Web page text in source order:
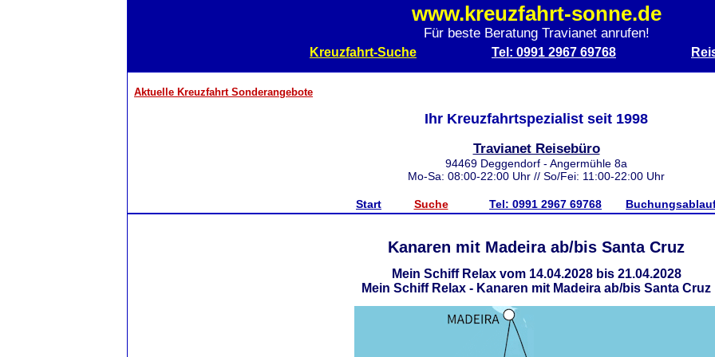
www.kreuzfahrt-sonne.de
Für beste Beratung Travianet anrufen!
Kreuzfahrt-Suche Tel: 0991 2967 69768
Aktuelle Kreuzfahrt Sonderangebote
Ihr Kreuzfahrtspezialist seit 1998
Travianet Reisebüro
94469 Deggendorf - Angermühle 8a
Mo-Sa: 08:00-22:00 Uhr // So/Fei: 11:00-22:00 Uhr
Start Suche Tel: 0991 2967 69768
Kanaren mit Madeira ab/bis Santa Cruz
Mein Schiff Relax vom 14.04.2028 bis 21.04.2028
Mein Schiff Relax - Kanaren mit Madeira ab/bis Santa Cruz